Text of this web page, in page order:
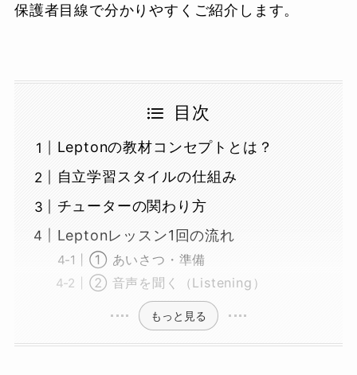
保護者目線で分かりやすくご紹介します。
目次
Leptonの教材コンセプトとは？
自立学習スタイルの仕組み
チューターの関わり方
Leptonレッスン1回の流れ
① あいさつ・準備
② 音声を聞く（Listening）
もっと見る